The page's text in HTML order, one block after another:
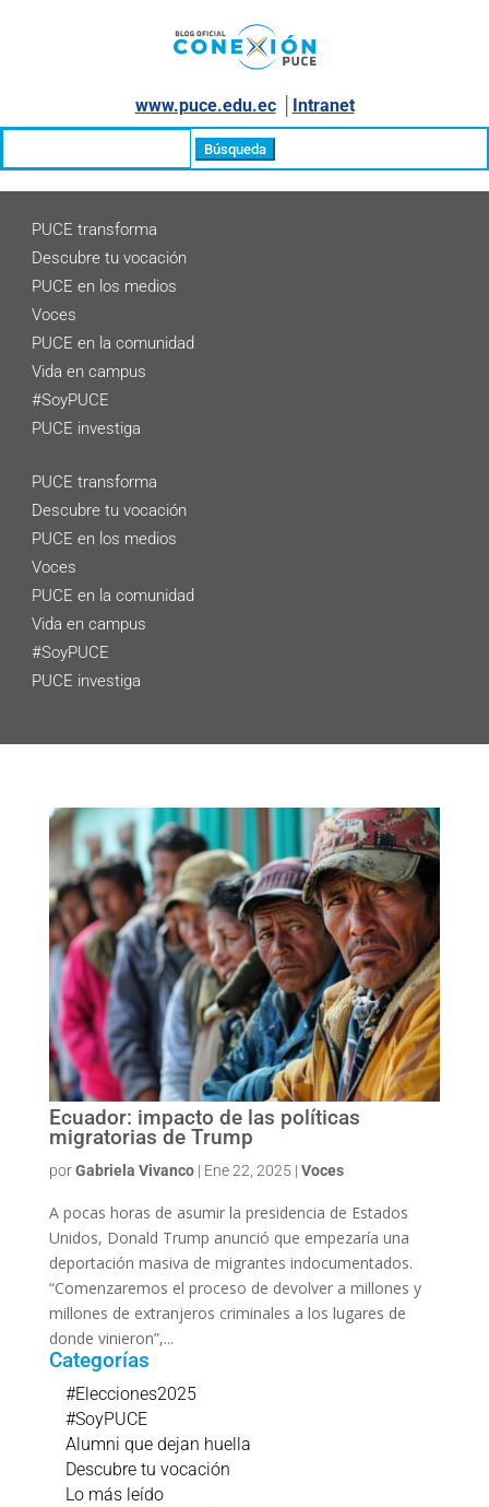
www.puce.edu.ec│ Intranet
PUCE transforma
Descubre tu vocación
PUCE en los medios
Voces
PUCE en la comunidad
Vida en campus
#SoyPUCE
PUCE investiga
PUCE transforma
Descubre tu vocación
PUCE en los medios
Voces
PUCE en la comunidad
Vida en campus
#SoyPUCE
PUCE investiga
Ecuador: impacto de las políticas
migratorias de Trump
porGabriela Vivanco| Ene 22, 2025 | Voces
A pocas horas de asumir la presidencia de Estados
Unidos, Donald Trump anunció que empezaría una
deportación masiva de migrantes indocumentados.
“Comenzaremos el proceso de devolver a millones y
millones de extranjeros criminales a los lugares de
donde vinieron”,...
Categorías
#Elecciones2025
#SoyPUCE
Alumni que dejan huella
Descubre tu vocación
Lo más leído